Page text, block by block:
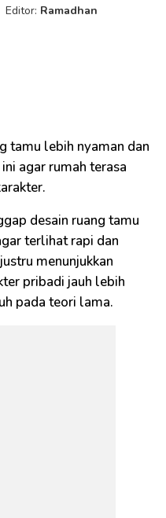
Editor: Ramadhan
tamu lebih nyaman dan
agar rumah terasa
desain ruang tamu
terlihat rapi dan
menunjukkan
pribadi jauh lebih
pada teori lama.